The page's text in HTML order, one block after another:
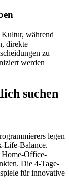
Kultur, während
direkte
zu
werden
suchen
legen
Life-Balance.
Home-Office-
Die 4-Tage-
für innovative